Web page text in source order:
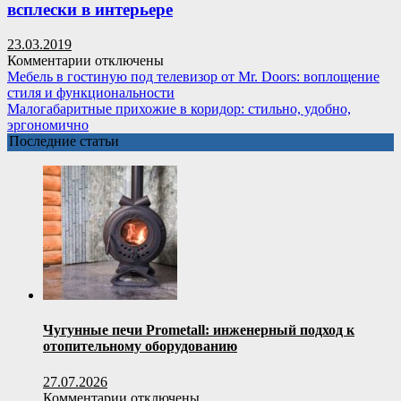
обзор
2018
года
и
советы
для
правильной
покупки
всплески в интерьере
23.03.2019
Комментарии к
записи
Персиковый
цвет
фото):
яркие
фруктовые
всплески
в
интерьере
отключены
Мебель в гостиную под телевизор от Mr. Doors: воплощение
стиля и функциональности
Малогабаритные прихожие в коридор: стильно, удобно,
эргономично
Последние статьи
Чугунные печи Prometall: инженерный подход к
отопительному оборудованию
27.07.2026
Комментарии котключены